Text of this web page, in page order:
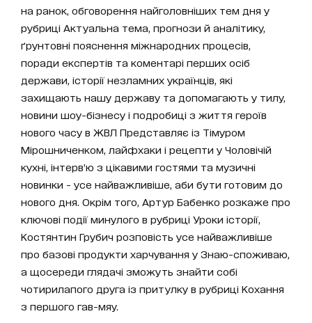
на ранок, обговорення найголовніших тем дня у
рубриці Актуальна тема, прогнози й аналітику,
ґрунтовні пояснення міжнародних процесів,
поради експертів та коментарі перших осіб
держави, історії незламних українців, які
захищають нашу державу та допомагають у тилу,
новини шоу-бізнесу і подробиці з життя героїв
нового часу в ЖВЛ Представляє із Тімуром
Мірошниченком, лайфхаки і рецепти у Чоловічій
кухні, інтерв’ю з цікавими гостями та музичні
новинки - усе найважливіше, аби бути готовим до
нового дня. Окрім того, Артур Бабенко розкаже про
ключові події минулого в рубриці Уроки історії,
Костянтин Грубич розповість усе найважливіше
про базові продукти харчування у Знаю-споживаю,
а щосереди глядачі зможуть знайти собі
чотирилапого друга із притулку в рубриці Кохання
з першого гав-мяу.